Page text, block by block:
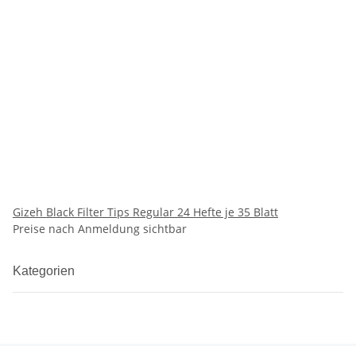
Gizeh Black Filter Tips Regular 24 Hefte je 35 Blatt
Preise nach Anmeldung sichtbar
Kategorien